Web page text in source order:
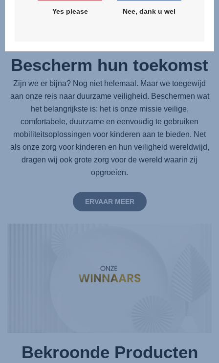
Bescherm hun toekomst
Zijn we er bijna? Nog niet helemaal. Maar we toegewijd
aan onze reis naar duurzame veiligheid. Beschermen wat
het belangrijkste is: het is onze missie veilige,
comfortabele, duurzame en eenvoudig te gebruiken
mobiliteitsoplossingen voor kinderen aan te bieden. Net
als onze zorg voor kinderen en hun veiligheid wereldwijd,
dragen wij ook grote zorg voor de wereld waarin zij
opgroeien.
ERVAAR MEER
Bekroonde Producten
Yes please Nee, dank u wel